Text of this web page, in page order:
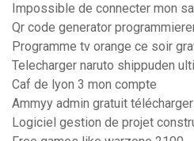
Impossible de connecter mon
Qr code generator
Programme tv orange ce soir
Telecharger naruto shippuden
Caf de lyon 3 mon compte
Ammyy admin gratuit
Logiciel gestion de projet